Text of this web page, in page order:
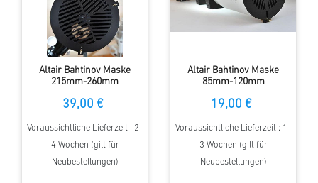
Altair Bahtinov Maske
215mm-260mm
39,00 €
Voraussichtliche Lieferzeit : 2-
4 Wochen (gilt für
Neubestellungen)
Altair Bahtinov Maske
85mm-120mm
19,00 €
Voraussichtliche Lieferzeit : 1-
3 Wochen (gilt für
Neubestellungen)